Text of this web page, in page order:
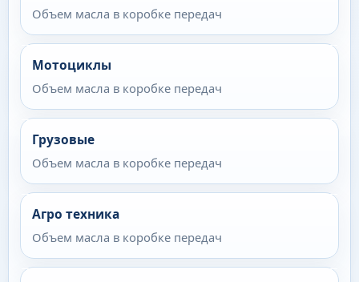
Объем масла в коробке передач
Мотоциклы
Объем масла в коробке передач
Грузовые
Объем масла в коробке передач
Агро техника
Объем масла в коробке передач